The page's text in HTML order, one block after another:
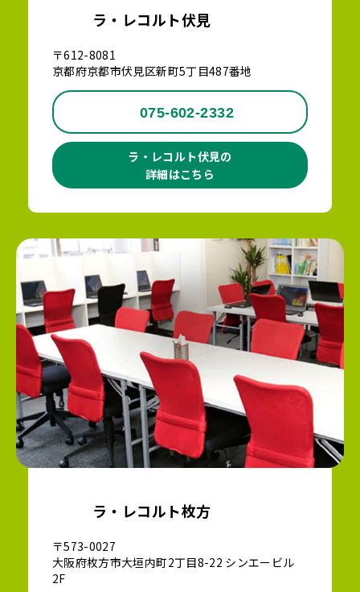
ラ・レコルト伏見
〒612-8081
京都府京都市伏見区新町5丁目487番地
075-602-2332
ラ・レコルト伏見の
詳細はこちら
ラ・レコルト枚方
〒573-0027
大阪府枚方市大垣内町2丁目8-22 シンエービル
2F